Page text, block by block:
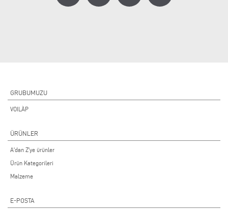
GRUBUMUZU
VOILÀP
ÜRÜNLER
A'dan Z'ye ürünler
Ürün Kategorileri
Malzeme
E-POSTA